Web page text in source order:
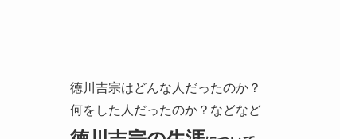
徳川吉宗はどんな人だったのか？
何をした人だったのか？などなど